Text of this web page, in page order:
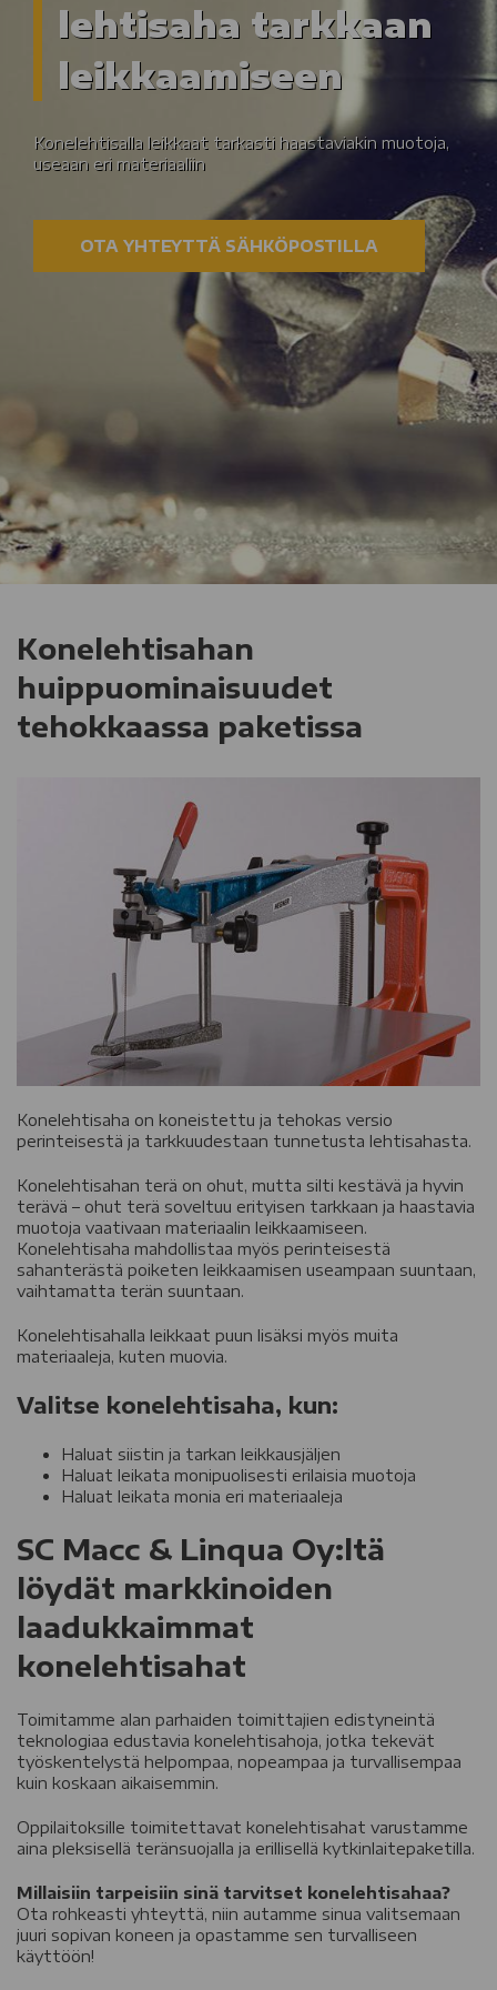
lehtisaha tarkkaan
leikkaamiseen
Konelehtisalla leikkaat tarkasti haastaviakin muotoja,
useaan eri materiaaliin
OTA YHTEYTTÄ SÄHKÖPOSTILLA
Konelehtisahan
huippuominaisuudet
tehokkaassa paketissa
Konelehtisaha on koneistettu ja tehokas versio
perinteisestä ja tarkkuudestaan tunnetusta lehtisahasta.
Konelehtisahan terä on ohut, mutta silti kestävä ja hyvin
terävä – ohut terä soveltuu erityisen tarkkaan ja haastavia
muotoja vaativaan materiaalin leikkaamiseen.
Konelehtisaha mahdollistaa myös perinteisestä
sahanterästä poiketen leikkaamisen useampaan suuntaan,
vaihtamatta terän suuntaan.
Konelehtisahalla leikkaat puun lisäksi myös muita
materiaaleja, kuten muovia.
Valitse konelehtisaha, kun:
Haluat siistin ja tarkan leikkausjäljen
Haluat leikata monipuolisesti erilaisia muotoja
Haluat leikata monia eri materiaaleja
SC Macc & Linqua Oy:ltä
löydät markkinoiden
laadukkaimmat
konelehtisahat
Toimitamme alan parhaiden toimittajien edistyneintä
teknologiaa edustavia konelehtisahoja, jotka tekevät
työskentelystä helpompaa, nopeampaa ja turvallisempaa
kuin koskaan aikaisemmin.
Oppilaitoksille toimitettavat konelehtisahat varustamme
aina pleksisellä teränsuojalla ja erillisellä kytkinlaitepaketilla.
Millaisiin tarpeisiin sinä tarvitset konelehtisahaa?
Ota rohkeasti yhteyttä, niin autamme sinua valitsemaan
juuri sopivan koneen ja opastamme sen turvalliseen
käyttöön!